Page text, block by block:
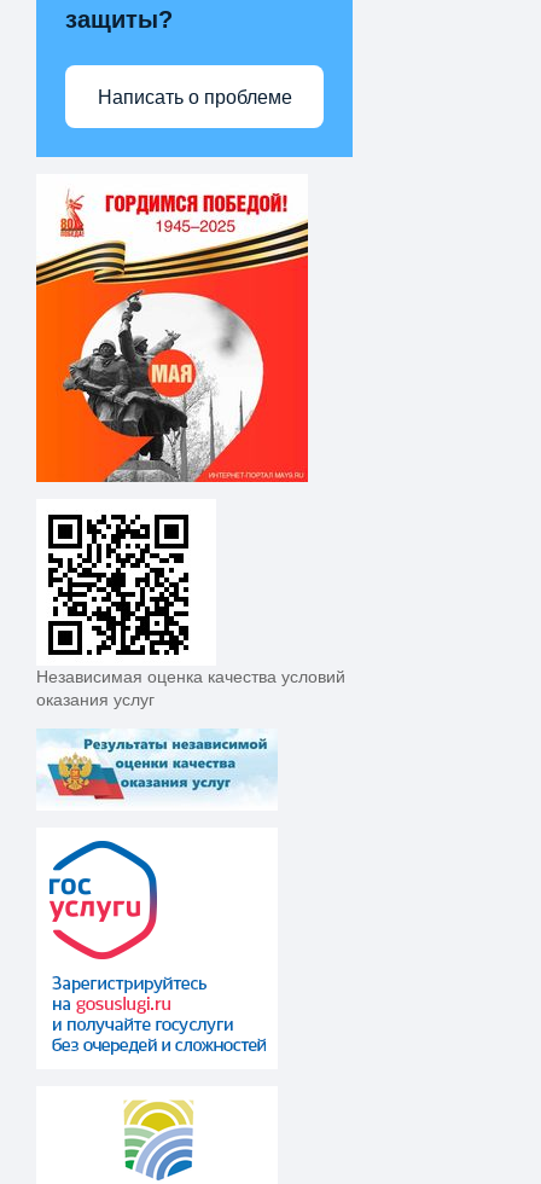
защиты?
Написать о проблеме
Независимая оценка качества условий
оказания услуг